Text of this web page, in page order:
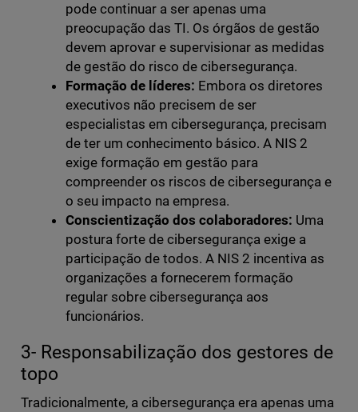
pode continuar a ser apenas uma
preocupação das TI. Os órgãos de gestão
devem aprovar e supervisionar as medidas
de gestão do risco de cibersegurança.
Formação de líderes: Embora os diretores
executivos não precisem de ser
especialistas em cibersegurança, precisam
de ter um conhecimento básico. A NIS 2
exige formação em gestão para
compreender os riscos de cibersegurança e
o seu impacto na empresa.
Conscientização dos colaboradores: Uma
postura forte de cibersegurança exige a
participação de todos. A NIS 2 incentiva as
organizações a fornecerem formação
regular sobre cibersegurança aos
funcionários.
3- Responsabilização dos gestores de
topo
Tradicionalmente, a cibersegurança era apenas uma